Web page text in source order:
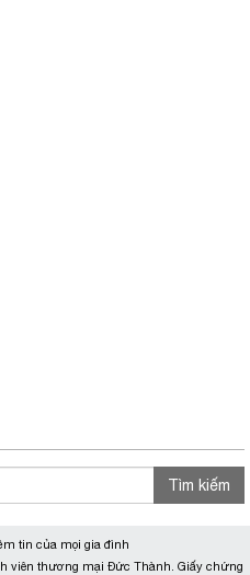
Tìm kiếm
tin của mọi gia đình
viên thương mại Đức Thành. Giấy chứng